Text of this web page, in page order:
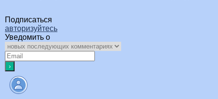
Подписаться
авторизуйтесь
Уведомить о